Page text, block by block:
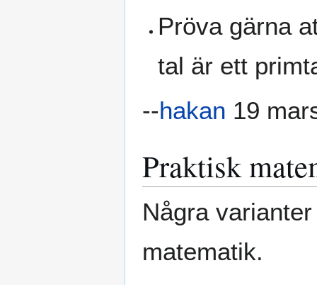
Pröva gärna
tal är ett
--hakan 19
Praktisk
Några
matematik.